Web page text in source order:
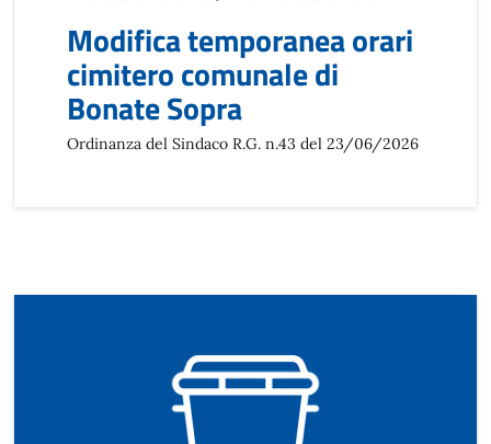
Modifica temporanea orari
cimitero comunale di
Bonate Sopra
Ordinanza del Sindaco R.G. n.43 del 23/06/2026